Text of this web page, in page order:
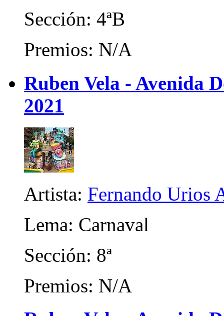
Sección: 4ªB
Premios: N/A
Ruben Vela - Avenida
2021
Artista: Fernando Urios
Lema: Carnaval
Sección: 8ª
Premios: N/A